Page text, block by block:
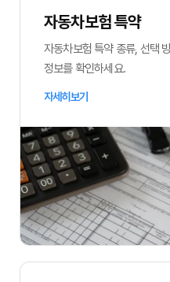
자동차보험 특약
자동차보험 특약 종류, 선택
정보를 확인하세요.
자세히보기